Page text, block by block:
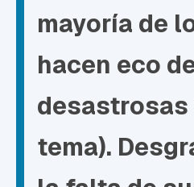
mayoría de
hacen eco
desastrosas
tema).